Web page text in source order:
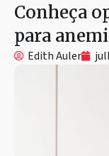
Conheça
para
Edith Auler